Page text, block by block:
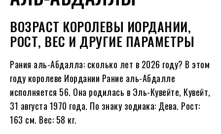
ВОЗРАСТ КОРОЛЕВЫ ИОРДАНИИ,
РОСТ, ВЕС И ДРУГИЕ ПАРАМЕТРЫ
Рания аль-Абдалла: сколько лет в 2026 году? В этом
году королеве Иордании Рание аль-Абдалле
исполняется 56. Она родилась в Эль-Кувейте, Кувейт,
31 августа 1970 года. По знаку зодиака: Дева. Рост:
163 см. Вес: 58 кг.